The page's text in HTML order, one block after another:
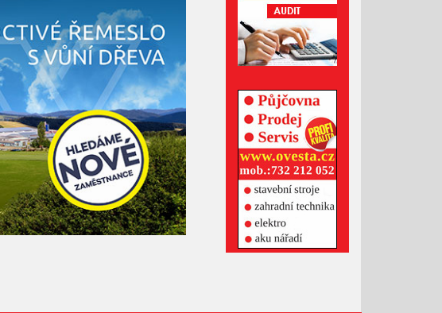
Srpen 2021
Červenec 2021
Červen 2021
Květen 2021
Duben 2021
Březen 2021
Únor 2021
Leden 2021
Prosinec 2020
Listopad 2020
Říjen 2020